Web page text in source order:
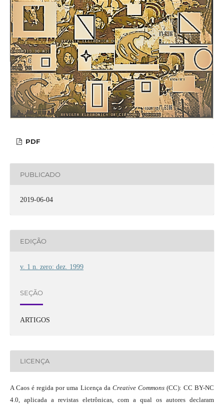
PDF
PUBLICADO
2019-06-04
EDIÇÃO
v. 1 n. zero: dez. 1999
SEÇÃO
ARTIGOS
LICENÇA
A Caos é regida por uma Licença da Creative Commons(CC): CC BY-NC
4.0, aplicada a revistas eletrônicas, com a qual os autores declaram